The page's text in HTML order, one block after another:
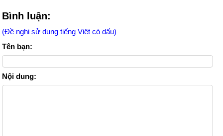
Bình luận:
(Đề nghị sử dụng tiếng Việt có dấu)
Tên bạn:
Nội dung: